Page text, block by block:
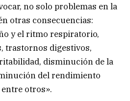
no solo problemas en la
otras consecuencias:
y el ritmo respiratorio,
trastornos digestivos,
disminución de la
del rendimiento
otros».